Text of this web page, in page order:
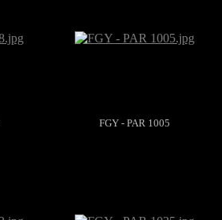
FGY - PAR 1005